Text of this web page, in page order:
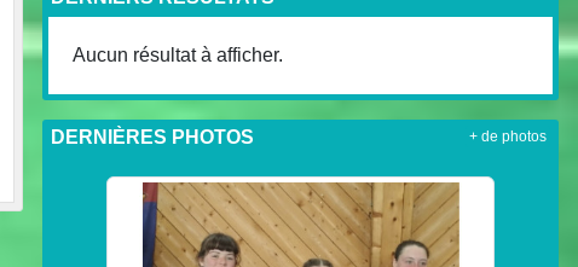
Aucun résultat à afficher.
DERNIÈRES PHOTOS + de photos